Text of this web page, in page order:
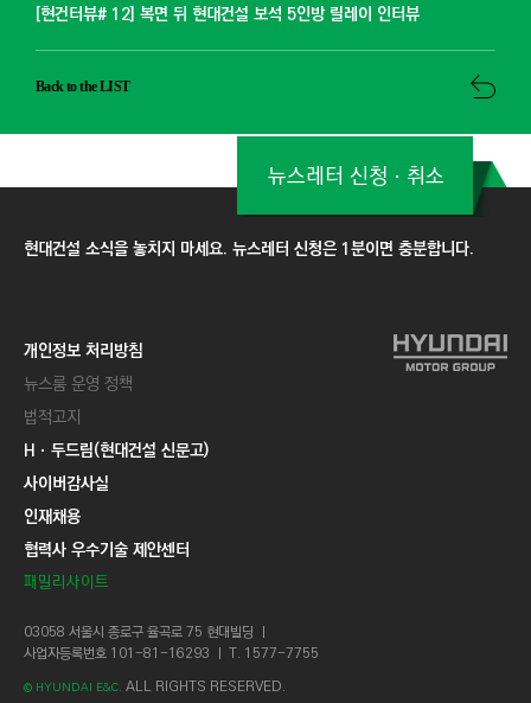
[현건터뷰# 12] 복면 뒤 현대건설 보석 5인방 릴레이 인터뷰
Back to the LIST
현대건설 소식을 놓치지 마세요. 뉴스레터 신청은 1분이면 충분합니다.
뉴스레터 신청ㆍ취소
개인정보 처리방침
뉴스룸 운영 정책
법적고지
Hㆍ두드림(현대건설 신문고)
사이버감사실
인재채용
협력사 우수기술 제안센터
패밀리사이트
03058 서울시 종로구 율곡로 75 현대빌딩 ㅣ
사업자등록번호 101-81-16293 ㅣ T. 1577-7755
© HYUNDAI E&C. ALL RIGHTS RESERVED.